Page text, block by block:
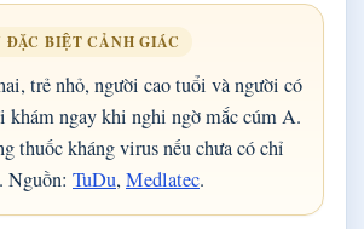
BIỆT CẢNH GIÁC
trẻ nhỏ, người cao tuổi và người có
khám ngay khi nghi ngờ mắc cúm A.
thuốc kháng virus nếu chưa có chỉ
Nguồn: TuDu, Medlatec.